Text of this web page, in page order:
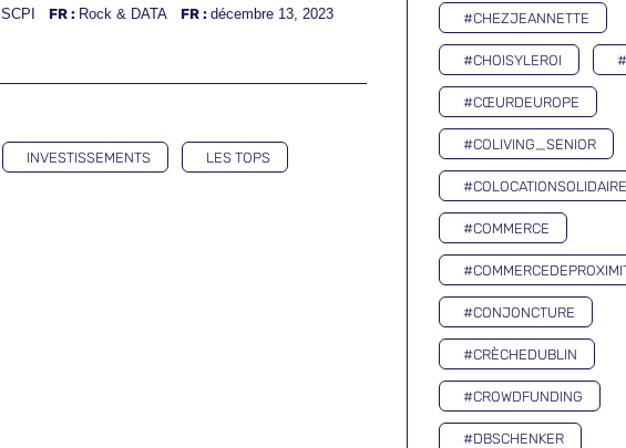
SCPI FR : Rock & DATA FR : décembre 13, 2023
INVESTISSEMENTS LES TOPS
#CHEZJEANNETTE
#CHOISYLEROI
#CŒURDEUROPE
#COLIVING_SENIOR
#COLOCATIONSOLIDAIRE
#COMMERCE
#CONJONCTURE
#CRÈCHEDUBLIN
#CROWDFUNDING
#DBSCHENKER